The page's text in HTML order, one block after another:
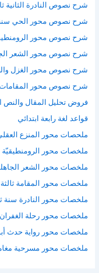
شرح نصوص النادرة الثانية
شرح نصوص محور الحي
شرح نصوص محور
شرح نصوص محور الشعر
شرح نصوص محور الغزل
شرح نصوص محور المقامات
فروض تحليل المقال والنص
قواعد لغة رابعة ابتدائي
ملحصات محور المنزع
ملخصات محور الرومنطيقيّة
ملخصات محور الشعر الجاهلي
ملخصات محور المقامة
ملخصات محور النادرة سنة
ملخصات محور رحلة الغفران
ملخصات محور رواية حدث
ملخصات محور مسرحية